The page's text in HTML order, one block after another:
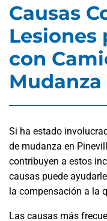
Causas
Lesiones
con
Si ha estado
de mudanza en
contribuyen a estos
causas puede
la compensación a la
Las causas más